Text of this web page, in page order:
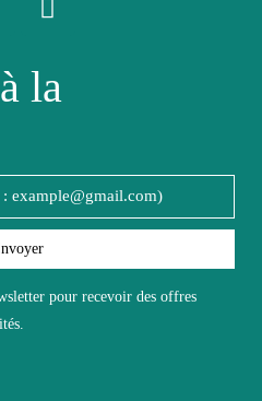
Complet Salon
la
pour recevoir des offres